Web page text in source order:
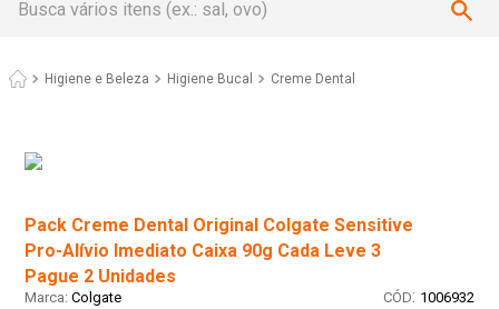
Higiene e Beleza Higiene Bucal Creme Dental
Pack Creme Dental Original Colgate Sensitive
Pro-Alívio Imediato Caixa 90g Cada Leve 3
Pague 2 Unidades
Colgate : 1006932